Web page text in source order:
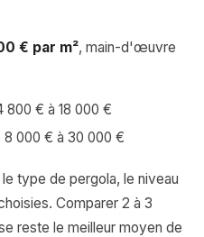
€ par m², main-d'œuvre
800 € à 18 000 €
000 € à 30 000 €
type de pergola, le niveau
Comparer 2 à 3
reste le meilleur moyen de